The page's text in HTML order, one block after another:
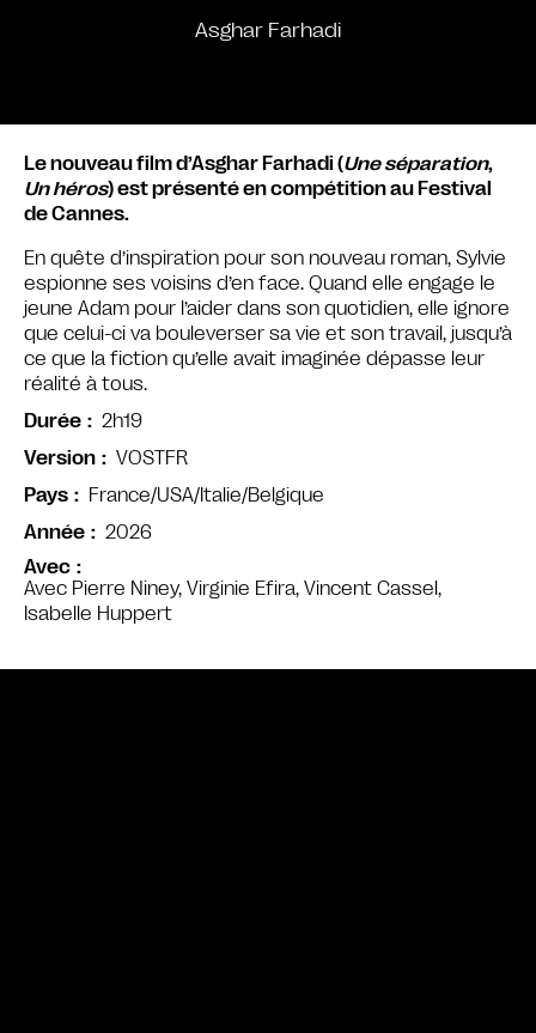
Asghar Farhadi
Avec
Avec Pierre Niney, Virginie Efira, Vincent Cassel,
Isabelle Huppert
Le nouveau film d’Asghar Farhadi (Une séparation,
Un héros) est présenté en compétition au Festival
de Cannes.
En quête d’inspiration pour son nouveau roman, Sylvie
espionne ses voisins d’en face. Quand elle engage le
jeune Adam pour l’aider dans son quotidien, elle ignore
que celui-ci va bouleverser sa vie et son travail, jusqu’à
ce que la fiction qu’elle avait imaginée dépasse leur
réalité à tous.
Durée
2h19
Version
VOSTFR
Pays
France/USA/Italie/Belgique
Année
2026